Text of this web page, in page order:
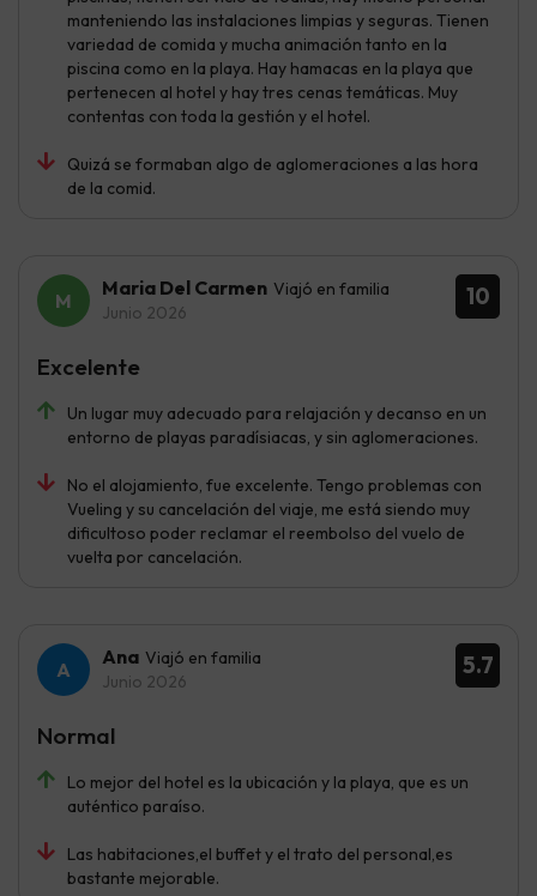
manteniendo las instalaciones limpias y seguras. Tienen
variedad de comida y mucha animación tanto en la
piscina como en la playa. Hay hamacas en la playa que
pertenecen al hotel y hay tres cenas temáticas. Muy
contentas con toda la gestión y el hotel.
Quizá se formaban algo de aglomeraciones a las hora
de la comid.
10
Maria Del Carmen Viajó en familia
Junio 2026
Un lugar muy adecuado para relajación y decanso en un
entorno de playas paradísiacas, y sin aglomeraciones.
No el alojamiento, fue excelente. Tengo problemas con
Vueling y su cancelación del viaje, me está siendo muy
dificultoso poder reclamar el reembolso del vuelo de
vuelta por cancelación.
Excelente
5.7
Ana Viajó en familia
Junio 2026
Lo mejor del hotel es la ubicación y la playa, que es un
auténtico paraíso.
Las habitaciones,el buffet y el trato del personal,es
bastante mejorable.
Normal